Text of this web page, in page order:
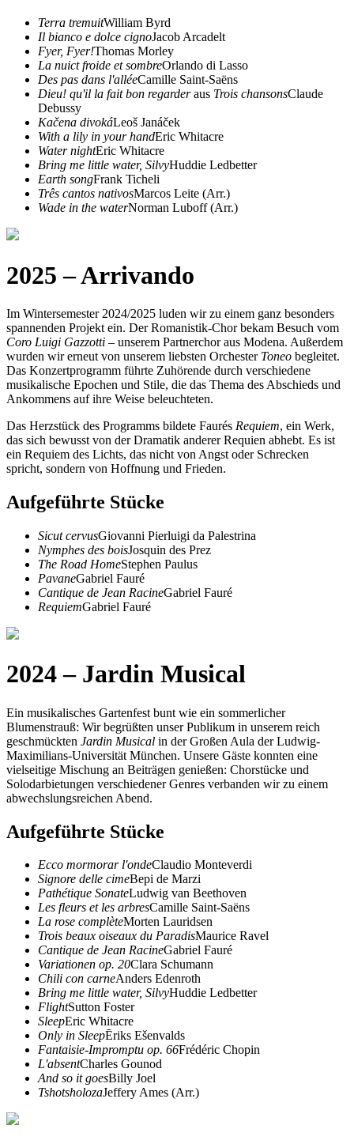
Terra tremuitWilliam Byrd
Il bianco e dolce cignoJacob Arcadelt
Fyer, Fyer!Thomas Morley
La nuict froide et sombreOrlando di Lasso
Des pas dans l'alléeCamille Saint-Saëns
Dieu! qu'il la fait bon regarderaus Trois chansonsClaude
Debussy
Kačena divokáLeoš Janáček
With a lily in your handEric Whitacre
Water nightEric Whitacre
Bring me little water, SilvyHuddie Ledbetter
Earth songFrank Ticheli
Três cantos nativosMarcos Leite (Arr.)
Wade in the waterNorman Luboff (Arr.)
2025 – Arrivando
Im Wintersemester 2024/2025 luden wir zu einem ganz besonders
spannenden Projekt ein. Der Romanistik-Chor bekam Besuch vom
Coro Luigi Gazzotti – unserem Partnerchor aus Modena. Außerdem
wurden wir erneut von unserem liebsten Orchester Toneo begleitet.
Das Konzertprogramm führte Zuhörende durch verschiedene
musikalische Epochen und Stile, die das Thema des Abschieds und
Ankommens auf ihre Weise beleuchteten.
Das Herzstück des Programms bildete Faurés Requiem, ein Werk,
das sich bewusst von der Dramatik anderer Requien abhebt. Es ist
ein Requiem des Lichts, das nicht von Angst oder Schrecken
spricht, sondern von Hoffnung und Frieden.
Aufgeführte Stücke
Sicut cervusGiovanni Pierluigi da Palestrina
Nymphes des boisJosquin des Prez
The Road HomeStephen Paulus
PavaneGabriel Fauré
Cantique de Jean RacineGabriel Fauré
RequiemGabriel Fauré
2024 – Jardin Musical
Ein musikalisches Gartenfest bunt wie ein sommerlicher
Blumenstrauß: Wir begrüßten unser Publikum in unserem reich
geschmückten Jardin Musical in der Großen Aula der Ludwig-
Maximilians-Universität München. Unsere Gäste konnten eine
vielseitige Mischung an Beiträgen genießen: Chorstücke und
Solodarbietungen verschiedener Genres verbanden wir zu einem
abwechslungsreichen Abend.
Aufgeführte Stücke
Ecco mormorar l'ondeClaudio Monteverdi
Signore delle cimeBepi de Marzi
Pathétique SonateLudwig van Beethoven
Les fleurs et les arbresCamille Saint-Saëns
La rose complèteMorten Lauridsen
Trois beaux oiseaux du ParadisMaurice Ravel
Cantique de Jean RacineGabriel Fauré
Variationen op. 20Clara Schumann
Chili con carneAnders Edenroth
Bring me little water, SilvyHuddie Ledbetter
FlightSutton Foster
SleepEric Whitacre
Only in SleepĒriks Ešenvalds
Fantaisie-Impromptu op. 66Frédéric Chopin
L'absentCharles Gounod
And so it goesBilly Joel
TshotsholozaJeffery Ames (Arr.)